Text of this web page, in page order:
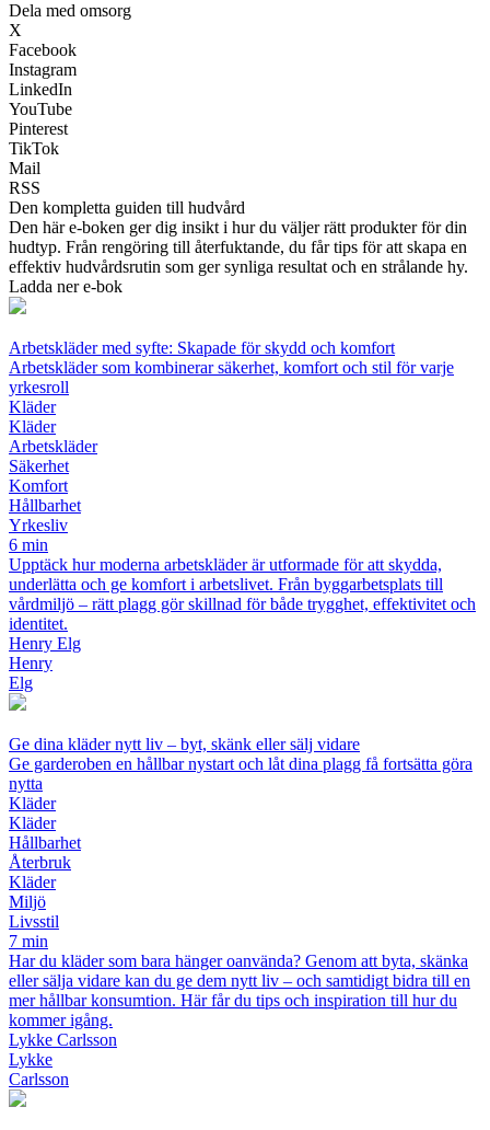
Dela med omsorg
X
Facebook
Instagram
LinkedIn
YouTube
Pinterest
TikTok
Mail
RSS
Den kompletta guiden till hudvård
Den här e-boken ger dig insikt i hur du väljer rätt produkter för din
hudtyp. Från rengöring till återfuktande, du får tips för att skapa en
effektiv hudvårdsrutin som ger synliga resultat och en strålande hy.
Ladda ner e-bok
Arbetskläder med syfte: Skapade för skydd och komfort
Arbetskläder som kombinerar säkerhet, komfort och stil för varje
yrkesroll
Kläder
Kläder
Arbetskläder
Säkerhet
Komfort
Hållbarhet
Yrkesliv
6 min
Upptäck hur moderna arbetskläder är utformade för att skydda,
underlätta och ge komfort i arbetslivet. Från byggarbetsplats till
vårdmiljö – rätt plagg gör skillnad för både trygghet, effektivitet och
identitet.
Henry Elg
Henry
Elg
Ge dina kläder nytt liv – byt, skänk eller sälj vidare
Ge garderoben en hållbar nystart och låt dina plagg få fortsätta göra
nytta
Kläder
Kläder
Hållbarhet
Återbruk
Kläder
Miljö
Livsstil
7 min
Har du kläder som bara hänger oanvända? Genom att byta, skänka
eller sälja vidare kan du ge dem nytt liv – och samtidigt bidra till en
mer hållbar konsumtion. Här får du tips och inspiration till hur du
kommer igång.
Lykke Carlsson
Lykke
Carlsson